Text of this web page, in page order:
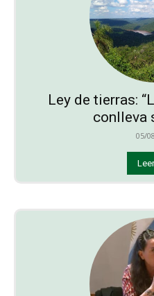
Ley de tierras:
conlleva
05/